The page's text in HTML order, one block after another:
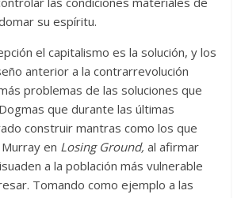
su espíritu.
el capitalismo es la solución, y los
anterior a la contrarrevolución
problemas de las soluciones que
que durante las últimas
construir mantras como los que
en Losing Ground, al afirmar
a la población más vulnerable
Tomando como ejemplo a las